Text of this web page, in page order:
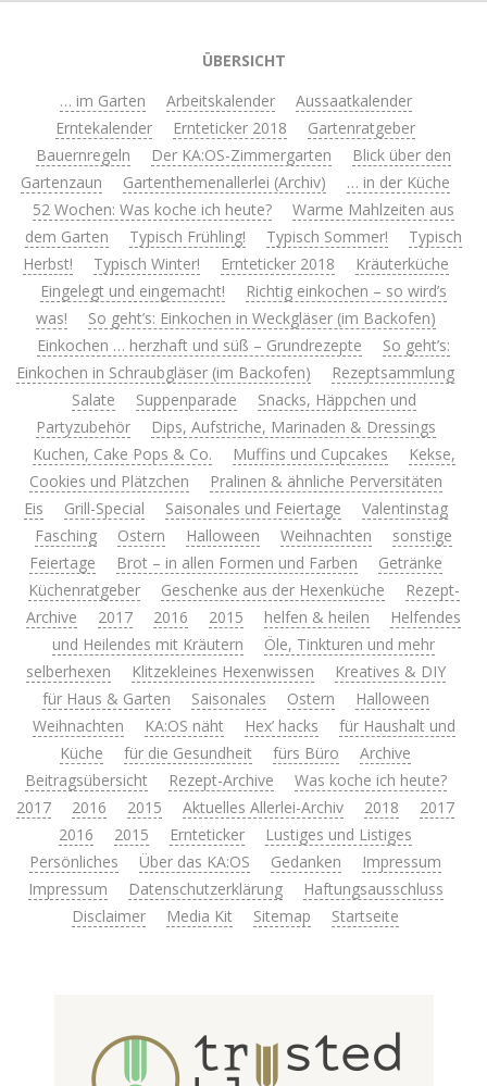
ÜBERSICHT
… im Garten
Arbeitskalender
Aussaatkalender
Erntekalender
Ernteticker 2018
Gartenratgeber
Bauernregeln
Der KA:OS-Zimmergarten
Blick über den
Gartenzaun
Gartenthemenallerlei (Archiv)
… in der Küche
52 Wochen: Was koche ich heute?
Warme Mahlzeiten aus
dem Garten
Typisch Frühling! Typisch Sommer!
Typisch
Herbst!
Typisch Winter! Ernteticker 2018
Kräuterküche
Eingelegt und eingemacht!
Richtig einkochen – so wird’s
was!
So geht’s: Einkochen in Weckgläser (im Backofen)
Einkochen … herzhaft und süß – Grundrezepte
So geht’s:
Einkochen in Schraubgläser (im Backofen)
Rezeptsammlung
Salate
Suppenparade
Snacks, Häppchen und
Partyzubehör
Dips, Aufstriche, Marinaden & Dressings
Kuchen, Cake Pops & Co.
Muffins und Cupcakes
Kekse,
Cookies und Plätzchen
Pralinen & ähnliche Perversitäten
Eis
Grill-Special Saisonales und Feiertage
Valentinstag
Fasching
Ostern Halloween Weihnachten
sonstige
Feiertage
Brot – in allen Formen und Farben
Getränke
Küchenratgeber
Geschenke aus der Hexenküche
Rezept-
Archive
2017 2016 2015 helfen & heilen
Helfendes
und Heilendes mit Kräutern
Öle, Tinkturen und mehr
selberhexen
Klitzekleines Hexenwissen
Kreatives & DIY
für Haus & Garten
Saisonales Ostern
Halloween
Weihnachten
KA:OS näht Hex’ hacks
für Haushalt und
Küche
für die Gesundheit fürs Büro
Archive
Beitragsübersicht
Rezept-Archive
Was koche ich heute?
2017
2016 2015 Aktuelles Allerlei-Archiv 2018
2017
2016
2015 Ernteticker
Lustiges und Listiges
Persönliches
Über das KA:OS Gedanken
Impressum
Impressum
Datenschutzerklärung
Haftungsausschluss
Disclaimer
Media Kit Sitemap Startseite